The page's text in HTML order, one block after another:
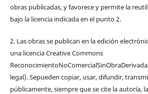
obras publicadas, y favorece y permite la
bajo la licencia indicada en el punto 2.
2. Las obras se publican en la edición
una licencia Creative Commons
legal). Sepueden copiar, usar, difundir,
públicamente, siempre que se cite la autoría,